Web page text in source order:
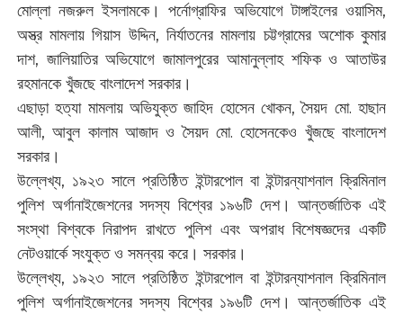
মোল্লা নজরুল ইসলামকে। পর্নোগ্রাফির অভিযোগে টাঙ্গাইলের ওয়াসিম,
অস্ত্র মামলায় গিয়াস উদ্দিন, নির্যাতনের মামলায় চট্টগ্রামের অশোক কুমার
দাশ, জালিয়াতির অভিযোগে জামালপুরের আমানুল্লাহ শফিক ও আতাউর
রহমানকে খুঁজছে বাংলাদেশ সরকার।
এছাড়া হত্যা মামলায় অভিযুক্ত জাহিদ হোসেন খোকন, সৈয়দ মো. হাছান
আলী, আবুল কালাম আজাদ ও সৈয়দ মো. হোসেনকেও খুঁজছে বাংলাদেশ
সরকার।
উল্লেখ্য, ১৯২৩ সালে প্রতিষ্ঠিত ইন্টারপোল বা ইন্টারন্যাশনাল ক্রিমিনাল
পুলিশ অর্গানাইজেশনের সদস্য বিশ্বের ১৯৬টি দেশ। আন্তর্জাতিক এই
সংস্থা বিশ্বকে নিরাপদ রাখতে পুলিশ এবং অপরাধ বিশেষজ্ঞদের একটি
নেটওয়ার্কে সংযুক্ত ও সমন্বয় করে। সরকার।
উল্লেখ্য, ১৯২৩ সালে প্রতিষ্ঠিত ইন্টারপোল বা ইন্টারন্যাশনাল ক্রিমিনাল
পুলিশ অর্গানাইজেশনের সদস্য বিশ্বের ১৯৬টি দেশ। আন্তর্জাতিক এই